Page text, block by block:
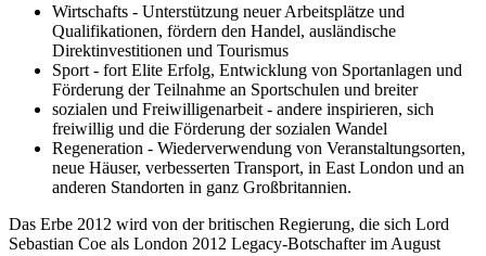
Wirtschafts - Unterstützung neuer Arbeitsplätze und
Qualifikationen, fördern den Handel, ausländische
Direktinvestitionen und Tourismus
Sport - fort Elite Erfolg, Entwicklung von Sportanlagen und
Förderung der Teilnahme an Sportschulen und breiter
sozialen und Freiwilligenarbeit - andere inspirieren, sich
freiwillig und die Förderung der sozialen Wandel
Regeneration - Wiederverwendung von Veranstaltungsorten,
neue Häuser, verbesserten Transport, in East London und an
anderen Standorten in ganz Großbritannien.
Das Erbe 2012 wird von der britischen Regierung, die sich Lord
Sebastian Coe als London 2012 Legacy-Botschafter im August